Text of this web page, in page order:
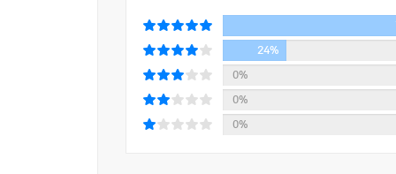
그리고 남겨진 사람들은 살아간다
진범 X는 아직 살아 있다? 새로운 주장에 매스
있다. 곳곳에 보이지 않는 미세한 유리조각처럼
돌아오지 않는다.
24%
0%
0%
0%